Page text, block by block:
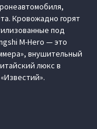
Кровожадно горят
под
M-Hero — это
внушительный
люкс в